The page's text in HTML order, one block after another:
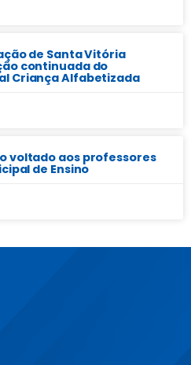
de Santa Vitória
continuada do
Criança Alfabetizada
voltado aos professores
de Ensino